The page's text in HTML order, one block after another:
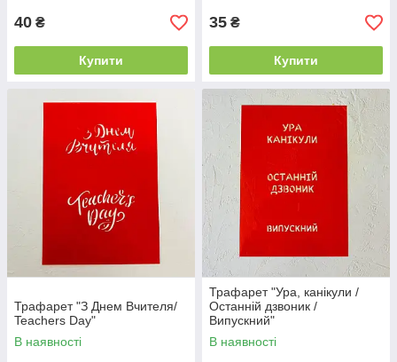
40 ₴
Купити
35 ₴
Купити
Трафарет "З Днем Вчителя/
Teachers Day"
В наявності
Трафарет "Ура, канікули /
Останній дзвоник /
Випускний"
В наявності